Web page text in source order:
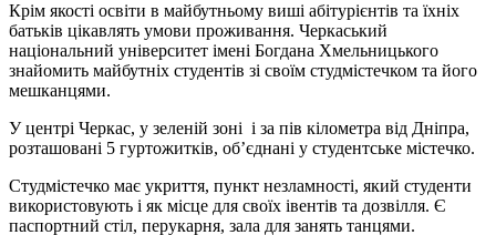
Крім якості освіти в майбутньому виші абітурієнтів та їхніх
батьків цікавлять умови проживання. Черкаський
національний університет імені Богдана Хмельницького
знайомить майбутніх студентів зі своїм студмістечком та його
мешканцями.
У центрі Черкас, у зеленій зоні і за пів кілометра від Дніпра,
розташовані 5 гуртожитків, об’єднані у студентське містечко.
Студмістечко має укриття, пункт незламності, який студенти
використовують і як місце для своїх івентів та дозвілля. Є
паспортний стіл, перукарня, зала для занять танцями.